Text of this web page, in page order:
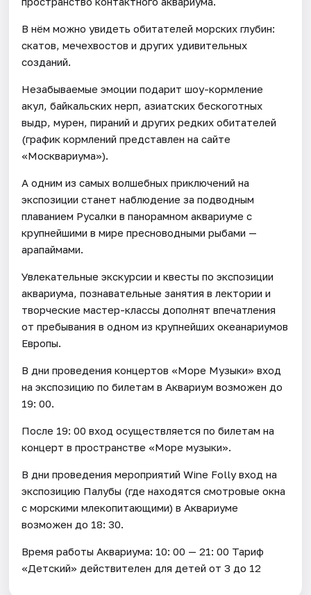
В нём можно увидеть обитателей морских глубин:
скатов, мечехвостов и других удивительных
созданий.
Незабываемые эмоции подарит шоу-кормление
акул, байкальских нерп, азиатских бескоготных
выдр, мурен, пираний и других редких обитателей
(график кормлений представлен на сайте
«Москвариума»).
А одним из самых волшебных приключений на
экспозиции станет наблюдение за подводным
плаванием Русалки в панорамном аквариуме с
крупнейшими в мире пресноводными рыбами —
арапаймами.
Увлекательные экскурсии и квесты по экспозиции
аквариума, познавательные занятия в лектории и
творческие мастер-классы дополнят впечатления
от пребывания в одном из крупнейших океанариумов
Европы.
В дни проведения концертов «Море Музыки» вход
на экспозицию по билетам в Аквариум возможен до
19: 00.
После 19: 00 вход осуществляется по билетам на
концерт в пространстве «Море музыки».
В дни проведения мероприятий Wine Folly вход на
экспозицию Палубы (где находятся смотровые окна
с морскими млекопитающими) в Аквариуме
возможен до 18: 30.
Время работы Аквариума: 10: 00 — 21: 00 Тариф
«Детский» действителен для детей от 3 до 12